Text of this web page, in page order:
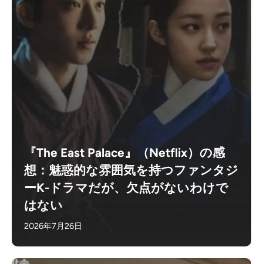
『The East Palace』（Netflix）の感
想：魅惑的な雰囲気を持つファンタジ
ーK-ドラマだが、欠点がないわけで
はない
2026年7月26日